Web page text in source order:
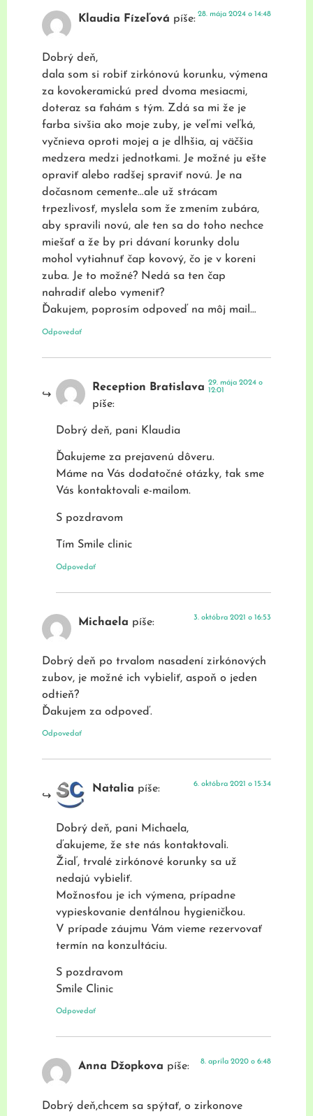
Klaudia Fízeľová píše: 28. mája 2024 o 14:48
Dobrý deň,
dala som si robiť zirkónovú korunku, výmena
za kovokeramickú pred dvoma mesiacmi,
doteraz sa ťahám s tým. Zdá sa mi že je
farba sivšia ako moje zuby, je veľmi veľká,
vyčnieva oproti mojej a je dlhšia, aj väčšia
medzera medzi jednotkami. Je možné ju ešte
opraviť alebo radšej spraviť novú. Je na
dočasnom cemente…ale už strácam
trpezlivosť, myslela som že zmením zubára,
aby spravili novú, ale ten sa do toho nechce
miešať a že by pri dávaní korunky dolu
mohol vytiahnuť čap kovový, čo je v koreni
zuba. Je to možné? Nedá sa ten čap
nahradiť alebo vymeniť?
Ďakujem, poprosím odpoveď na môj mail…
Odpovedať
Reception Bratislava
píše:
29. mája 2024 o
12:01
Dobrý deň, pani Klaudia
Ďakujeme za prejavenú dôveru.
Máme na Vás dodatočné otázky, tak sme
Vás kontaktovali e-mailom.
S pozdravom
Tím Smile clinic
Odpovedať
Michaela píše: 3. októbra 2021 o 16:53
Dobrý deň po trvalom nasadení zirkónových
zubov, je možné ich vybieliť, aspoň o jeden
odtieň?
Ďakujem za odpoveď.
Odpovedať
Natalia píše: 6. októbra 2021 o 15:34
Dobrý deň, pani Michaela,
ďakujeme, že ste nás kontaktovali.
Žiaľ, trvalé zirkónové korunky sa už
nedajú vybieliť.
Možnosťou je ich výmena, prípadne
vypieskovanie dentálnou hygieničkou.
V prípade záujmu Vám vieme rezervovať
termín na konzultáciu.
S pozdravom
Smile Clinic
Odpovedať
Anna Džopkova píše: 8. apríla 2020 o 6:48
Dobrý deň,chcem sa spýtať, o zirkonove